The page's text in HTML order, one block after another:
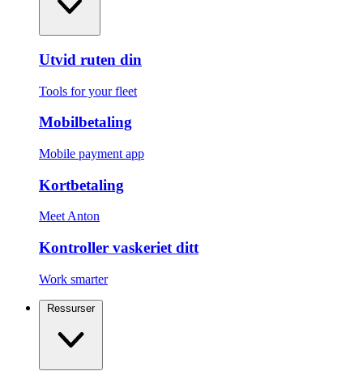
Utvid ruten din
Tools for your fleet
Mobilbetaling
Mobile payment app
Kortbetaling
Meet Anton
Kontroller vaskeriet ditt
Work smarter
Ressurser